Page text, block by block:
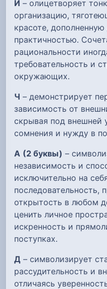
И – олицетворяет
организацию,
красоте,
практичностью.
рациональности
требовательность и
окружающих.
Ч – демонстрирует
зависимость от
скрывая под внешней
сомнения и нужду в
А (2 буквы) –
независимость и
исключительно на
последовательность,
открытость в любом
ценить личное
искренность и
поступках.
Д – символизирует
рассудительность и
отличаясь